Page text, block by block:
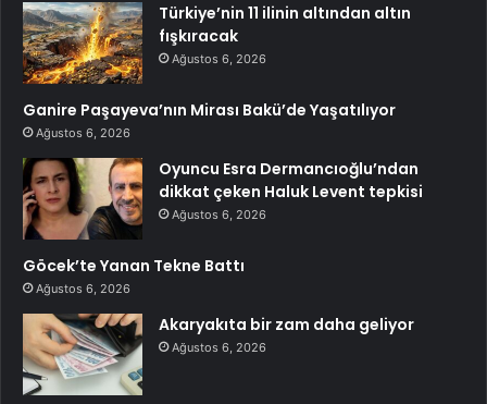
Türkiye’nin 11 ilinin altından altın
fışkıracak
Ağustos 6, 2026
Ganire Paşayeva’nın Mirası Bakü’de Yaşatılıyor
Ağustos 6, 2026
Oyuncu Esra Dermancıoğlu’ndan
dikkat çeken Haluk Levent tepkisi
Ağustos 6, 2026
Göcek’te Yanan Tekne Battı
Ağustos 6, 2026
Akaryakıta bir zam daha geliyor
Ağustos 6, 2026